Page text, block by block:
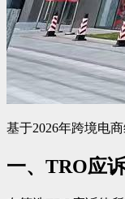
基于2026年跨境电
一、TRO应